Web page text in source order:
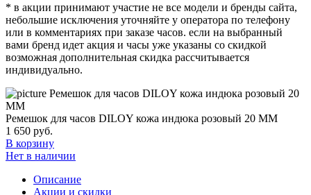
* в акции принимают участие не все модели и бренды сайта,
небольшие исключения уточняйте у оператора по телефону
или в комментариях при заказе часов. если на выбранный
вами бренд идет акция и часы уже указаны со скидкой
возможная дополнительная скидка рассчитывается
индивидуально.
Ремешок для часов DILOY кожа индюка розовый 20 ММ
1 650 руб.
В корзину
Нет в наличии
Описание
Акции и скидки